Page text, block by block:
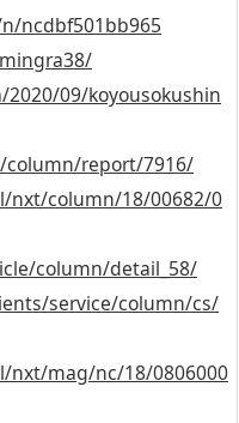
ncdbf501bb965
09/koyousokushin
column/report/7916/
nxt/column/18/00682/0
column/detail_58/
service/column/cs/
nxt/mag/nc/18/0806000